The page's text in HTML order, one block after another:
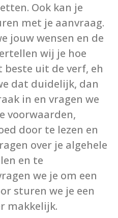
Ook kan je
met je aanvraag.
jouw wensen en de
wij je hoe
uit de verf, eh
dat duidelijk, dan
in en vragen we
voorwaarden,
door te lezen en
over je algehele
en te
we je om een
sturen we je een
makkelijk.